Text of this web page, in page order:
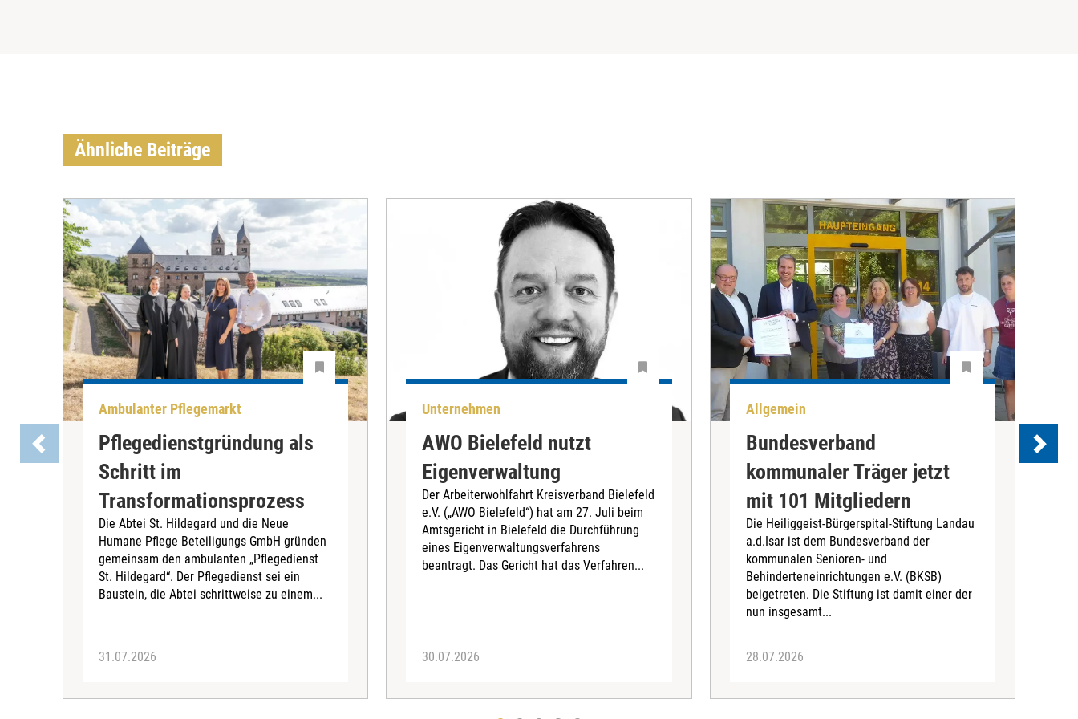
Ähnliche Beiträge
Ambulanter Pflegemarkt
Pflegedienstgründung als
Schritt im
Transformationsprozess
Die Abtei St. Hildegard und die Neue
Humane Pflege Beteiligungs GmbH gründen
gemeinsam den ambulanten „Pflegedienst
St. Hildegard“. Der Pflegedienst sei ein
Baustein, die Abtei schrittweise zu einem...
31.07.2026
Unternehmen
AWO Bielefeld nutzt
Eigenverwaltung
Der Arbeiterwohlfahrt Kreisverband Bielefeld
e.V. („AWO Bielefeld“) hat am 27. Juli beim
Amtsgericht in Bielefeld die Durchführung
eines Eigenverwaltungsverfahrens
beantragt. Das Gericht hat das Verfahren...
30.07.2026
Allgemein
Bundesverband
kommunaler Träger jetzt
mit 101 Mitgliedern
Die Heiliggeist-Bürgerspital-Stiftung Landau
a.d.Isar ist dem Bundesverband der
kommunalen Senioren- und
Behinderteneinrichtungen e.V. (BKSB)
beigetreten. Die Stiftung ist damit einer der
nun insgesamt...
28.07.2026